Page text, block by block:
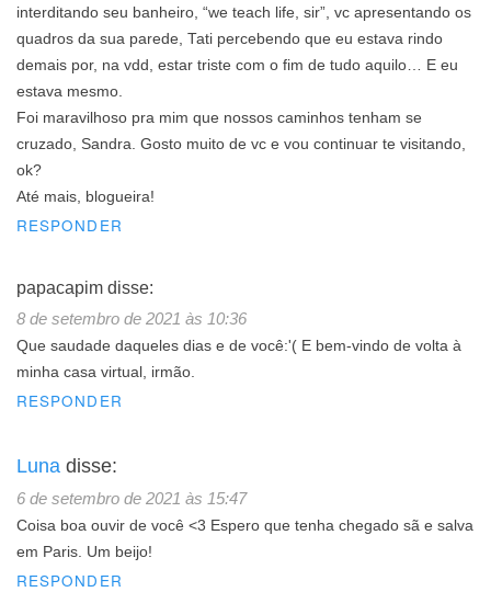
interditando seu banheiro, “we teach life, sir”, vc apresentando os
quadros da sua parede, Tati percebendo que eu estava rindo
demais por, na vdd, estar triste com o fim de tudo aquilo… E eu
estava mesmo.
Foi maravilhoso pra mim que nossos caminhos tenham se
cruzado, Sandra. Gosto muito de vc e vou continuar te visitando,
ok?
Até mais, blogueira!
RESPONDER
papacapim disse:
8 de setembro de 2021 às 10:36
Que saudade daqueles dias e de você:'( E bem-vindo de volta à
minha casa virtual, irmão.
RESPONDER
Luna disse:
6 de setembro de 2021 às 15:47
Coisa boa ouvir de você <3 Espero que tenha chegado sã e salva
em Paris. Um beijo!
RESPONDER